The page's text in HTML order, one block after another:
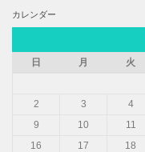
カレンダー
日
月 火
2
3 4
9
10 11
16
17 18